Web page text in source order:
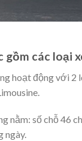
gồm các loại
hoạt động với 2
nằm: số chỗ 46
ngày.